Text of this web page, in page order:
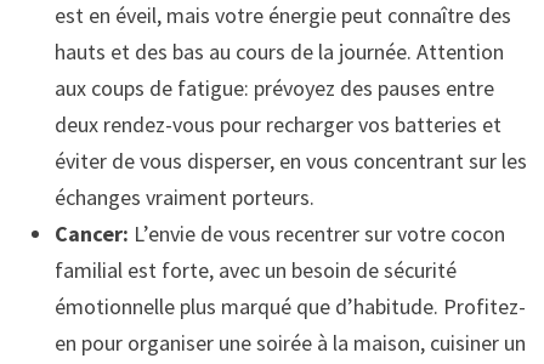
est en éveil, mais votre énergie peut connaître des
hauts et des bas au cours de la journée. Attention
aux coups de fatigue: prévoyez des pauses entre
deux rendez-vous pour recharger vos batteries et
éviter de vous disperser, en vous concentrant sur les
échanges vraiment porteurs.
Cancer: L’envie de vous recentrer sur votre cocon
familial est forte, avec un besoin de sécurité
émotionnelle plus marqué que d’habitude. Profitez-
en pour organiser une soirée à la maison, cuisiner un